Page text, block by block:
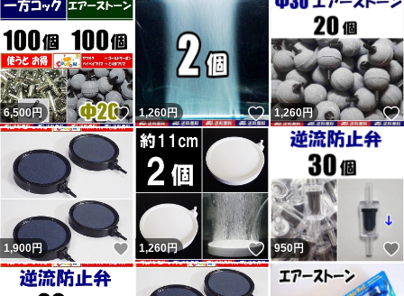
6,500円 いいね！
1,260円 いいね！
1,260円
1,900円 いいね！
1,260円 いいね！
950円